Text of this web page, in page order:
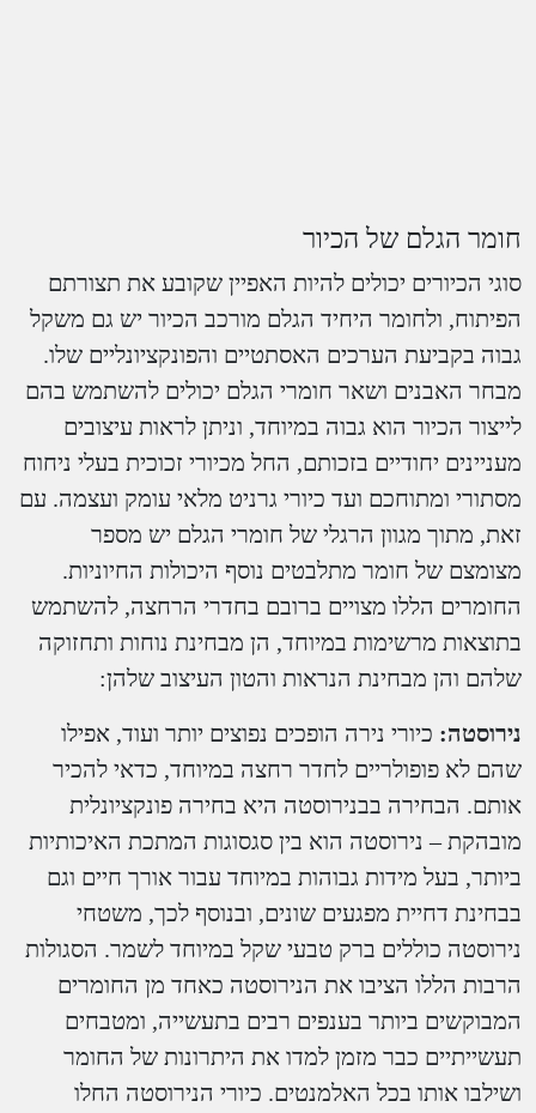
חומר הגלם של הכיור
סוגי הכיורים יכולים להיות האפיין שקובע את תצורתם
הפיתוח, ולחומר היחיד הגלם מורכב הכיור יש גם משקל
גבוה בקביעת הערכים האסתטיים והפונקציונליים שלו.
מבחר האבנים ושאר חומרי הגלם יכולים להשתמש בהם
לייצור הכיור הוא גבוה במיוחד, וניתן לראות עיצובים
מעניינים יחודיים בזכותם, החל מכיורי זכוכית בעלי ניחוח
מסתורי ומתוחכם ועד כיורי גרניט מלאי עומק ועצמה. עם
זאת, מתוך מגוון הרגלי של חומרי הגלם יש מספר
מצומצם של חומר מתלבטים נוסף היכולות החיוניות.
החומרים הללו מצויים ברובם בחדרי הרחצה, להשתמש
בתוצאות מרשימות במיוחד, הן מבחינת נוחות ותחזוקה
שלהם והן מבחינת הנראות והטון העיצוב שלהן:
נירוסטה: כיורי נירה הופכים נפוצים יותר ועוד, אפילו
שהם לא פופולריים לחדר רחצה במיוחד, כדאי להכיר
אותם. הבחירה בבנירוסטה היא בחירה פונקציונלית
מובהקת – נירוסטה הוא בין סגסוגות המתכת האיכותיות
ביותר, בעל מידות גבוהות במיוחד עבור אורך חיים וגם
בבחינת דחיית מפגעים שונים, ובנוסף לכך, משטחי
נירוסטה כוללים ברק טבעי שקל במיוחד לשמר. הסגולות
הרבות הללו הציבו את הנירוסטה כאחד מן החומרים
המבוקשים ביותר בענפים רבים בתעשייה, ומטבחים
תעשייתיים כבר מזמן למדו את היתרונות של החומר
ושילבו אותו בכל האלמנטים. כיורי הנירוסטה החלו